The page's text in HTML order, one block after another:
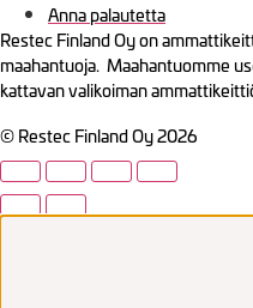
Anna palautetta
Restec Finland Oy on
maahantuoja. Maahantuomme
kattavan valikoiman
© Restec Finland Oy 2026